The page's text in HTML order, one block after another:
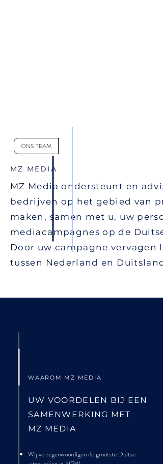
ONS TEAM
MZ MEDIA
MZ Media ondersteunt en
bedrijven op het gebied van
maken, samen met u, uw
mediacampagnes op de
Door uw campagne
tussen Nederland en
WAAROM MZ MEDIA
UW VOORDELEN BIJ EEN
SAMENWERKING MET
MZ MEDIA
Wij vertegenwoordigen de grootste Duitse